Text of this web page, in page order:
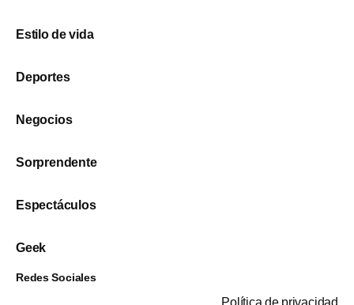
Estilo de vida
Deportes
Negocios
Sorprendente
Espectáculos
Geek
Redes Sociales
Política de privacidad